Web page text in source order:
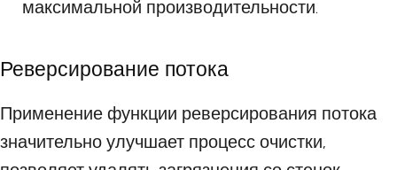
максимальной производительности.
Реверсирование потока
Применение функции реверсирования потока
значительно улучшает процесс очистки,